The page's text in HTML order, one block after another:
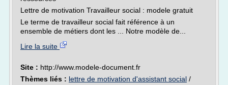
Lettre de motivation Travailleur social : modele gratuit
Le terme de travailleur social fait référence à un
ensemble de métiers dont les ... Notre modèle de...
Lire la suite
Site : http://www.modele-document.fr
Thèmes liés : lettre de motivation d'assistant social /